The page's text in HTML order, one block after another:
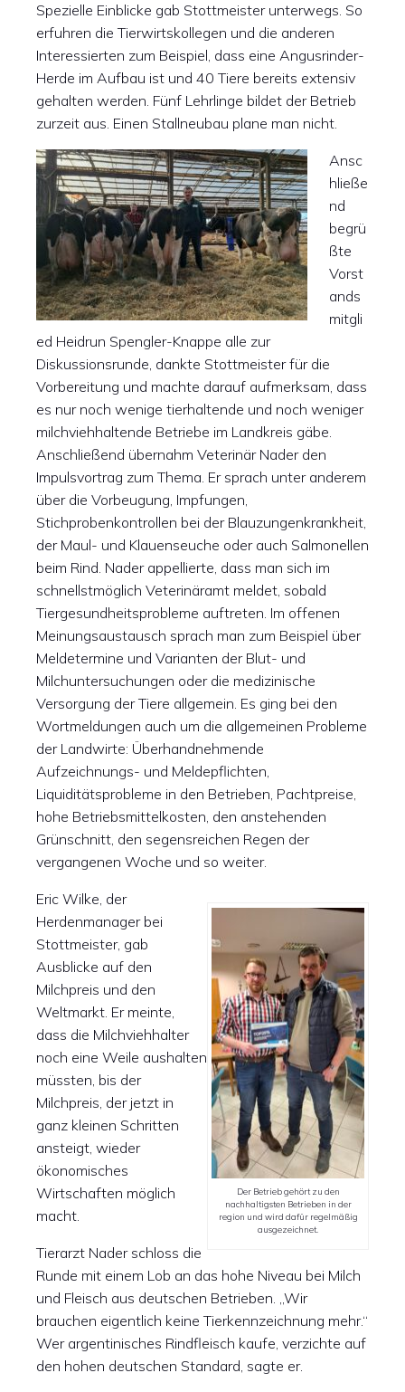
Spezielle Einblicke gab Stottmeister unterwegs. So
erfuhren die Tierwirtskollegen und die anderen
Interessierten zum Beispiel, dass eine Angusrinder-
Herde im Aufbau ist und 40 Tiere bereits extensiv
gehalten werden. Fünf Lehrlinge bildet der Betrieb
zurzeit aus. Einen Stallneubau plane man nicht.
Ansc
hließe
nd
begrü
ßte
Vorst
ands
mitgli
ed Heidrun Spengler-Knappe alle zur
Diskussionsrunde, dankte Stottmeister für die
Vorbereitung und machte darauf aufmerksam, dass
es nur noch wenige tierhaltende und noch weniger
milchviehhaltende Betriebe im Landkreis gäbe.
Anschließend übernahm Veterinär Nader den
Impulsvortrag zum Thema. Er sprach unter anderem
über die Vorbeugung, Impfungen,
Stichprobenkontrollen bei der Blauzungenkrankheit,
der Maul- und Klauenseuche oder auch Salmonellen
beim Rind. Nader appellierte, dass man sich im
schnellstmöglich Veterinäramt meldet, sobald
Tiergesundheitsprobleme auftreten. Im offenen
Meinungsaustausch sprach man zum Beispiel über
Meldetermine und Varianten der Blut- und
Milchuntersuchungen oder die medizinische
Versorgung der Tiere allgemein. Es ging bei den
Wortmeldungen auch um die allgemeinen Probleme
der Landwirte: Überhandnehmende
Aufzeichnungs- und Meldepflichten,
Liquiditätsprobleme in den Betrieben, Pachtpreise,
hohe Betriebsmittelkosten, den anstehenden
Grünschnitt, den segensreichen Regen der
vergangenen Woche und so weiter.
Der Betrieb gehört zu den
nachhaltigsten Betrieben in der
region und wird dafür regelmäßig
ausgezeichnet.
Eric Wilke, der
Herdenmanager bei
Stottmeister, gab
Ausblicke auf den
Milchpreis und den
Weltmarkt. Er meinte,
dass die Milchviehhalter
noch eine Weile aushalten
müssten, bis der
Milchpreis, der jetzt in
ganz kleinen Schritten
ansteigt, wieder
ökonomisches
Wirtschaften möglich
macht.
Tierarzt Nader schloss die
Runde mit einem Lob an das hohe Niveau bei Milch
und Fleisch aus deutschen Betrieben. „Wir
brauchen eigentlich keine Tierkennzeichnung mehr.“
Wer argentinisches Rindfleisch kaufe, verzichte auf
den hohen deutschen Standard, sagte er.